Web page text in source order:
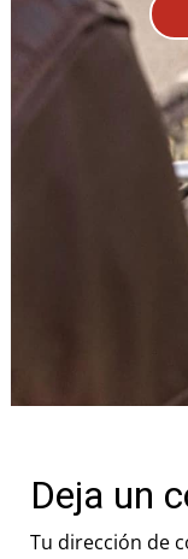
Deja un
Tu dirección de